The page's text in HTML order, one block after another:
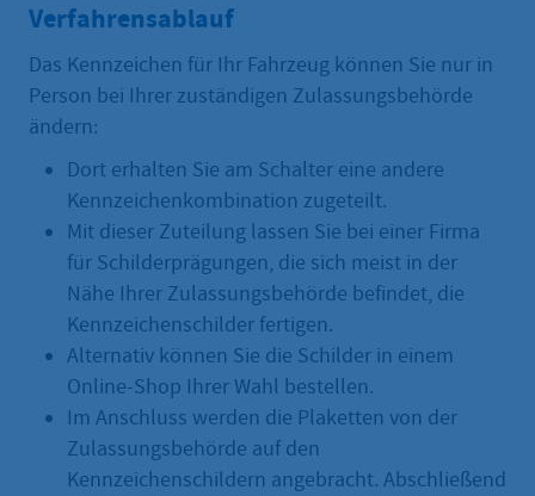
Verfahrensablauf
Das Kennzeichen für Ihr Fahrzeug können Sie nur in
Person bei Ihrer zuständigen Zulassungsbehörde
ändern:
Dort erhalten Sie am Schalter eine andere
Kennzeichenkombination zugeteilt.
Mit dieser Zuteilung lassen Sie bei einer Firma
für Schilderprägungen, die sich meist in der
Nähe Ihrer Zulassungsbehörde befindet, die
Kennzeichenschilder fertigen.
Alternativ können Sie die Schilder in einem
Online-Shop Ihrer Wahl bestellen.
Im Anschluss werden die Plaketten von der
Zulassungsbehörde auf den
Kennzeichenschildern angebracht. Abschließend